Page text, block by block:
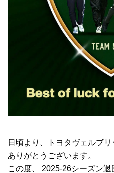
日頃より、トヨタヴェルブ
ありがとうございます。
この度、 2025-26シーズン